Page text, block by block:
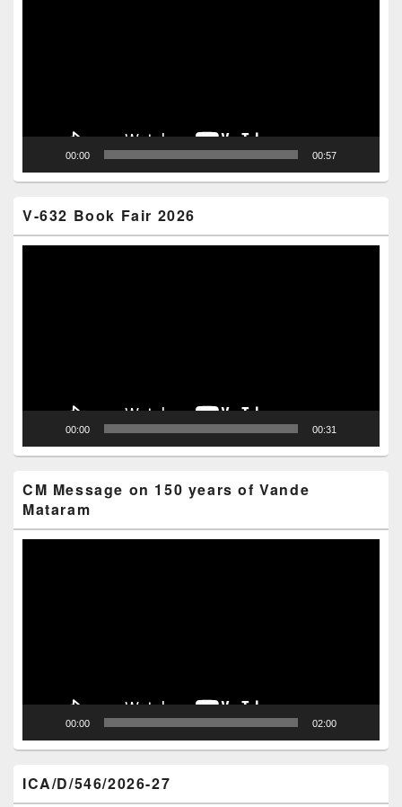
00:00 00:57
V-632 Book Fair 2026
00:00 00:31
CM Message on 150 years of Vande
Mataram
00:00 02:00
ICA/D/546/2026-27